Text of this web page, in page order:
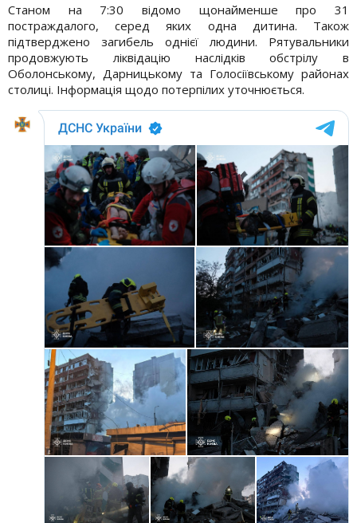
Станом на 7:30 відомо щонайменше про 31
постраждалого, серед яких одна дитина. Також
підтверджено загибель однієї людини. Рятувальники
продовжують ліквідацію наслідків обстрілу в
Оболонському, Дарницькому та Голосіївському районах
столиці. Інформація щодо потерпілих уточнюється.